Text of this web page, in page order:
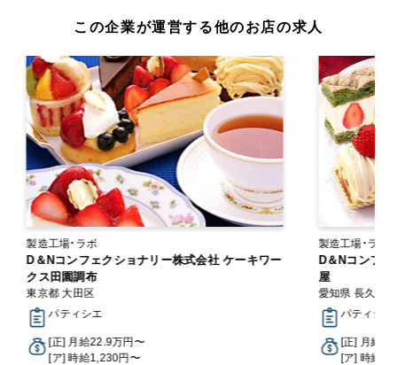
この企業が運営する他のお店の求人
製造工場・ラボ
D＆Nコンフェクショナリー株式会社 ケーキワー
クス田園調布
東京都 大田区
パティシエ
[正] 月給22.9万円〜
[ア] 時給1,230円〜
製造工場・ラボ
D＆Nコンフ
屋
愛知県 長久手市
パティシエ
[正] 月給
[ア] 時給